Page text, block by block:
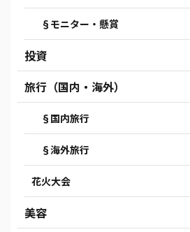
§モニター・懸賞
投資
旅行（国内・海外）
§国内旅行
§海外旅行
花火大会
美容